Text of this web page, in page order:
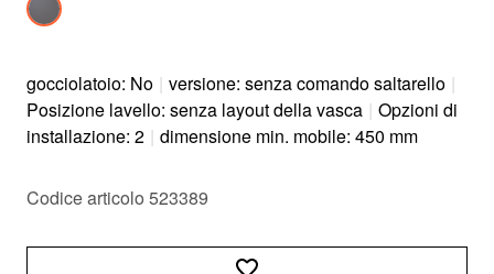
gocciolatoio: No | versione: senza comando saltarello |
Posizione lavello: senza layout della vasca | Opzioni di
installazione: 2 | dimensione min. mobile: 450 mm
Codice articolo 523389